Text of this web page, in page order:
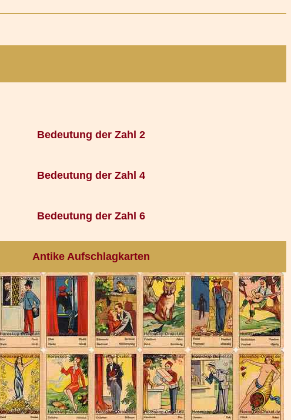
Bedeutung der Zahl 2
Bedeutung der Zahl 4
Bedeutung der Zahl 6
Antike Aufschlagkarten